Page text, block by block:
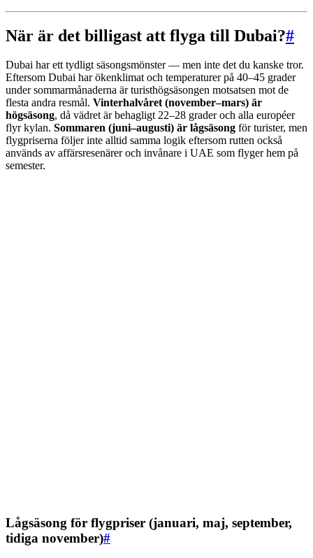
När är det billigast att flyga till Dubai?#
Dubai har ett tydligt säsongsmönster — men inte det du kanske tror.
Eftersom Dubai har ökenklimat och temperaturer på 40–45 grader
under sommarmånaderna är turisthögsäsongen motsatsen mot de
flesta andra resmål. Vinterhalvåret (november–mars) är
högsäsong, då vädret är behagligt 22–28 grader och alla européer
flyr kylan. Sommaren (juni–augusti) är lågsäsong för turister, men
flygpriserna följer inte alltid samma logik eftersom rutten också
används av affärsresenärer och invånare i UAE som flyger hem på
semester.
Lågsäsong för flygpriser (januari, maj, september,
tidiga november)#